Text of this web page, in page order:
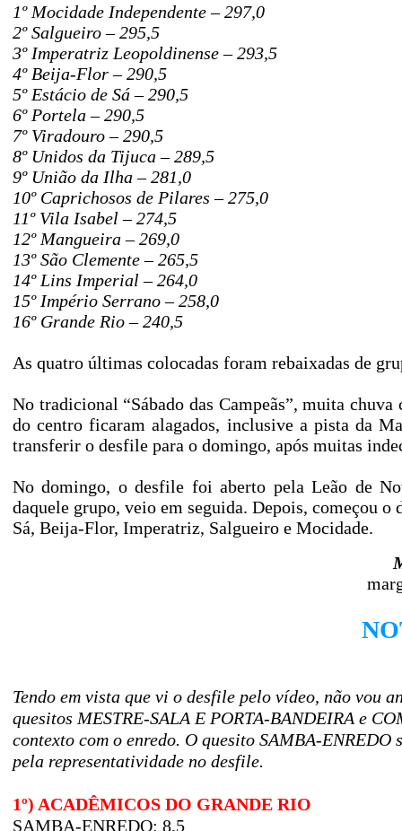
1º Mocidade Independente – 297,0
2º Salgueiro – 295,5
3º Imperatriz Leopoldinense – 293,5
4º Beija-Flor – 290,5
5º Estácio de Sá – 290,5
6º Portela – 290,5
7º Viradouro – 290,5
8º Unidos da Tijuca – 289,5
9º União da Ilha – 281,0
10º Caprichosos de Pilares – 275,0
11º Vila Isabel – 274,5
12º Mangueira – 269,0
13º São Clemente – 265,5
14º Lins Imperial – 264,0
15º Império Serrano – 258,0
16º Grande Rio – 240,5
As quatro últimas colocadas foram rebaixadas de
No tradicional “Sábado das Campeãs”, muita
do centro ficaram alagados, inclusive a pista da
transferir o desfile para o domingo, após muitas
No domingo, o desfile foi aberto pela Leão de
daquele grupo, veio em seguida. Depois, começou
Sá, Beija-Flor, Imperatriz, Salgueiro e Mocidade.
Tendo em vista que vi o desfile pelo vídeo, não vou
quesitos MESTRE-SALA E PORTA-BANDEIRA e
contexto com o enredo. O quesito SAMBA-
pela representatividade no desfile.
1º) ACADÊMICOS DO GRANDE RIO
SAMBA-ENREDO: 8,5